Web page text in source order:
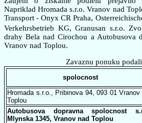
Napriklad Hromada s.r.o. Vranov nad
Transport - Onyx CR Praha,
Verkehrsbetrieb KG, Granusan s.r.o.
drahy Bela nad Cirochou a Autobusova
Vranov nad Toplou.
Zavaznu ponuku
spolocnost
Hromada s.r.o., Pribinova 94, 093 01 Vranov
Toplou
Autobusova dopravna spolocnost
Mlynska 1345, Vranov nad Toplou